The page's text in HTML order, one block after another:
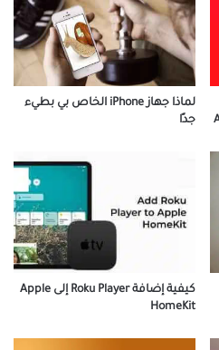
لماذا جهاز iPhone الخاص بي بطيء
جدًا
كيفية إضافة Roku Player إلى Apple
HomeKit